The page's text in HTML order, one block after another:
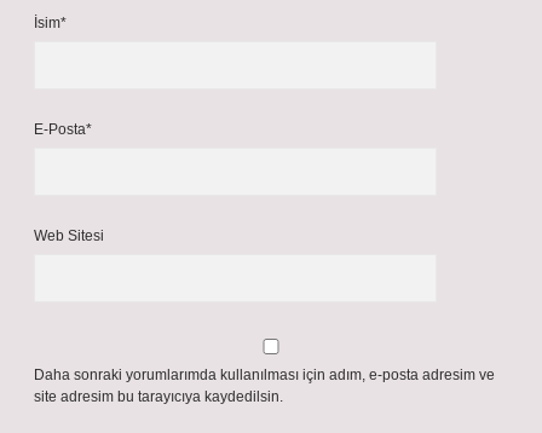
İsim*
E-Posta*
Web Sitesi
Daha sonraki yorumlarımda kullanılması için adım, e-posta adresim ve
site adresim bu tarayıcıya kaydedilsin.